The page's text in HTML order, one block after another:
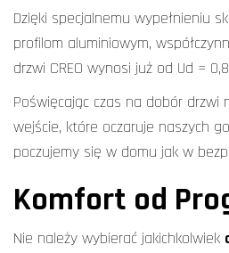
Dzięki specjalnemu wypełnieniu
profilom aluminiowym,
drzwi CREO wynosi już od Ud =
Poświęcając czas na dobór drzwi
wejście, które oczaruje naszych
poczujemy się w domu jak w
Komfort od
Nie należy wybierać jakichkolwiek